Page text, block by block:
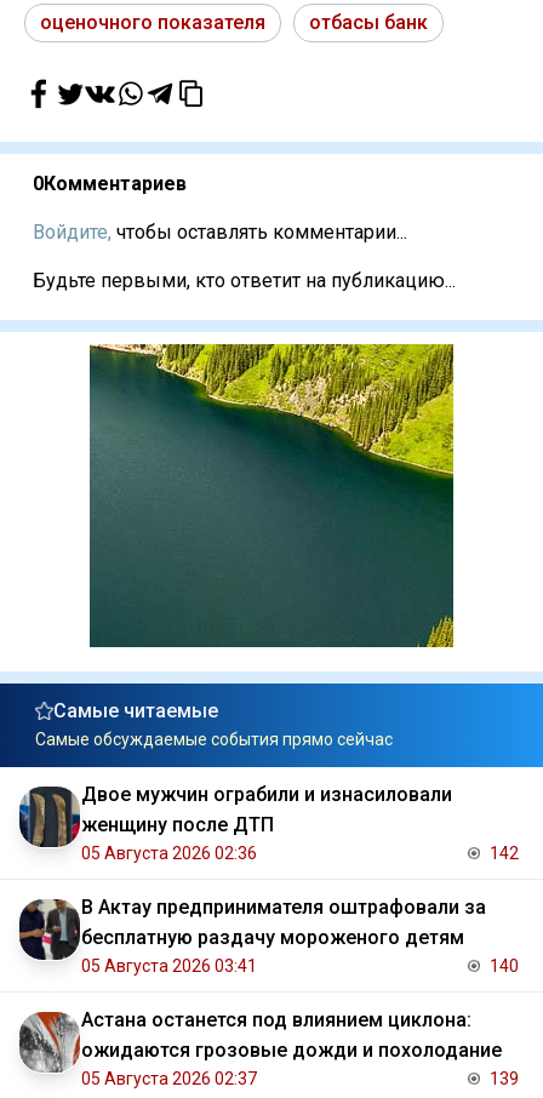
оценочного показателя отбасы банк
0Комментариев
Войдите, чтобы оставлять комментарии...
Будьте первыми, кто ответит на публикацию...
Самые читаемые
Самые обсуждаемые события прямо сейчас
Двое мужчин ограбили и изнасиловали
женщину после ДТП
05 Августа 2026 02:36 142
В Актау предпринимателя оштрафовали за
бесплатную раздачу мороженого детям
05 Августа 2026 03:41 140
Астана останется под влиянием циклона:
ожидаются грозовые дожди и похолодание
05 Августа 2026 02:37 139